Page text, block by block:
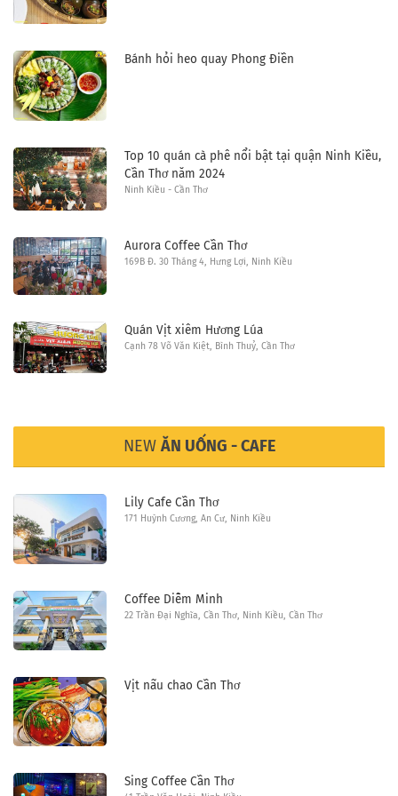
Bánh hỏi heo quay Phong Điền
Top 10 quán cà phê nổi bật tại quận Ninh Kiều,
Cần Thơ năm 2024
Ninh Kiều - Cần Thơ
Aurora Coffee Cần Thơ
169B Đ. 30 Tháng 4, Hưng Lợi, Ninh Kiều
Quán Vịt xiêm Hương Lúa
Cạnh 78 Võ Văn Kiệt, Bình Thuỷ, Cần Thơ
NEW ĂN UỐNG - CAFE
Lily Cafe Cần Thơ
171 Huỳnh Cương, An Cư, Ninh Kiều
Coffee Diễm Minh
22 Trần Đại Nghĩa, Cần Thơ, Ninh Kiều, Cần Thơ
Vịt nấu chao Cần Thơ
Sing Coffee Cần Thơ